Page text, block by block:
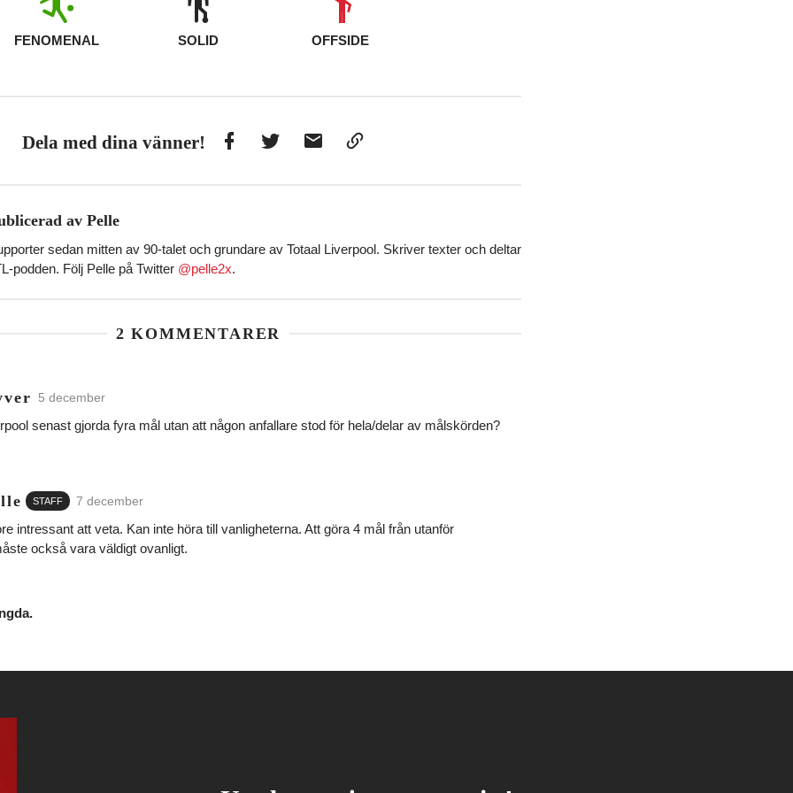
FENOMENAL SOLID OFFSIDE
Dela med dina vänner! FacebookTwitter
av Pelle
sedan mitten av 90-talet och grundare av Totaal Liverpool. Skriver texter och deltar
podden. Följ Pelle på Twitter @pelle2x.
2 KOMMENTARER
5 december
senast gjorda fyra mål utan att någon anfallare stod för hela/delar av målskörden?
STAFF 7 december
intressant att veta. Kan inte höra till vanligheterna. Att göra 4 mål från utanför
också vara väldigt ovanligt.